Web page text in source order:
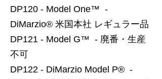
DP120 - Model One™ -
DiMarzio® 米国本社 レギュラー品
DP121 - Model G™ - 廃番・生産
不可
DP122 - DiMarzio Model P® -